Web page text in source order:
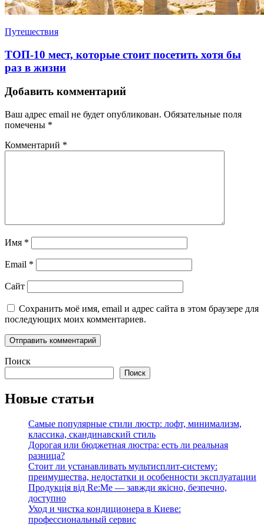
Путешествия
ТОП-10 мест, которые стоит посетить хотя бы
раз в жизни
Добавить комментарий
Ваш адрес email не будет опубликован. Обязательные поля
помечены *
Комментарий *
Имя *
Email *
Сайт
Сохранить моё имя, email и адрес сайта в этом браузере для
последующих моих комментариев.
Поиск
Поиск
Новые статьи
Самые популярные стили люстр: лофт, минимализм,
классика, скандинавский стиль
Дорогая или бюджетная люстра: есть ли реальная
разница?
Стоит ли устанавливать мультисплит-систему:
преимущества, недостатки и особенности эксплуатации
Продукція від Re:Me — завжди якісно, безпечно,
доступно
Уход и чистка кондиционера в Киеве:
профессиональный сервис